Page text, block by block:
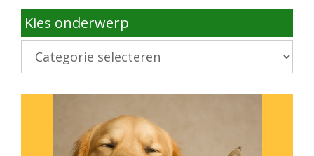
Kies onderwerp
Kies
onderwerp